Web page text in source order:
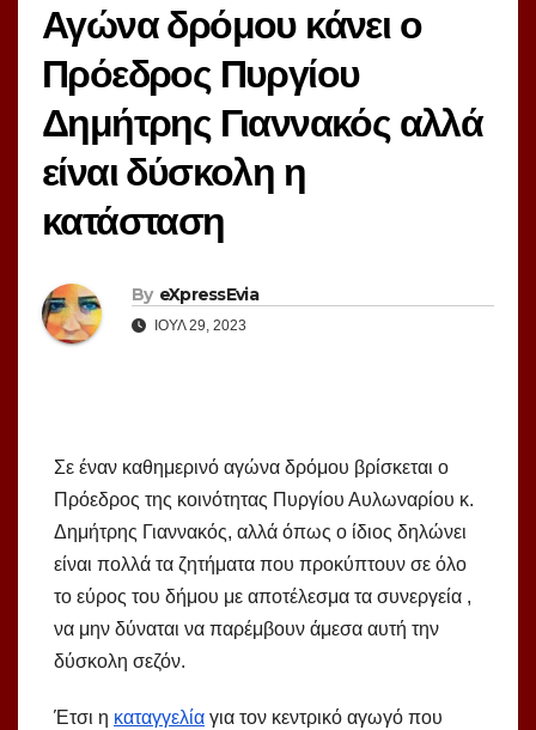
Αγώνα δρόμου κάνει ο
Πρόεδρος Πυργίου
Δημήτρης Γιαννακός αλλά
είναι δύσκολη η
κατάσταση
By eXpressEvia
ΙΟΎΛ 29, 2023
Σε έναν καθημερινό αγώνα δρόμου βρίσκεται ο
Πρόεδρος της κοινότητας Πυργίου Αυλωναρίου κ.
Δημήτρης Γιαννακός, αλλά όπως ο ίδιος δηλώνει
είναι πολλά τα ζητήματα που προκύπτουν σε όλο
το εύρος του δήμου με αποτέλεσμα τα συνεργεία ,
να μην δύναται να παρέμβουν άμεσα αυτή την
δύσκολη σεζόν.
Έτσι η καταγγελία για τον κεντρικό αγωγό που